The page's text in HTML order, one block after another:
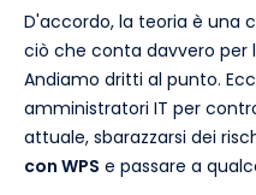
D'accordo, la teoria è una
ciò che conta davvero per
Andiamo dritti al punto.
amministratori IT per
attuale, sbarazzarsi dei
con WPS e passare a